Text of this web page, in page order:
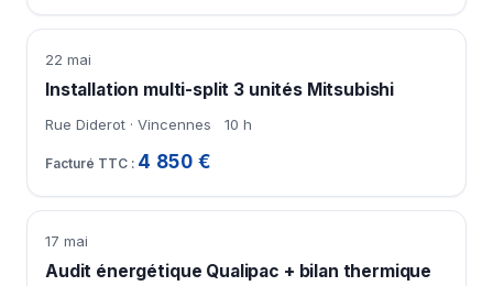
22 mai
Installation multi-split 3 unités Mitsubishi
Rue Diderot · Vincennes 10 h
4 850 €
17 mai
Audit énergétique Qualipac + bilan thermique